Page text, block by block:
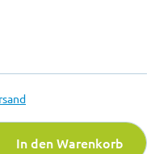
In den Warenkorb